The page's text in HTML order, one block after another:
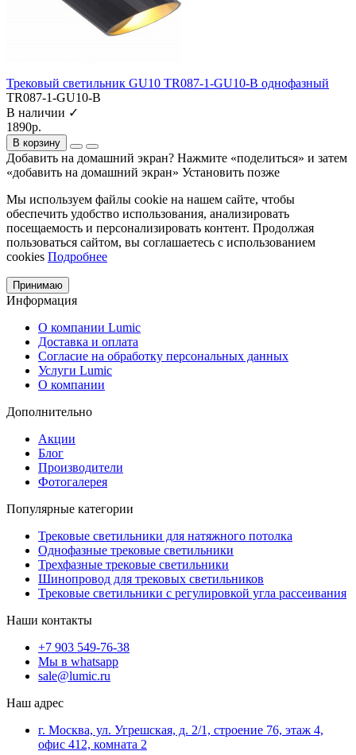
Трековый светильник GU10 TR087-1-GU10-B однофазный
TR087-1-GU10-B
В наличии ✓
1890р.
В корзину
Добавить на домашний экран? Нажмите «поделиться» и затем
«добавить на домашний экран» Установить позже
Мы используем файлы cookie на нашем сайте, чтобы
обеспечить удобство использования, анализировать
посещаемость и персонализировать контент. Продолжая
пользоваться сайтом, вы соглашаетесь с использованием
cookies Подробнее
Принимаю
Информация
О компании Lumic
Доставка и оплата
Согласие на обработку персональных данных
Услуги Lumic
О компании
Дополнительно
Акции
Блог
Производители
Фотогалерея
Популярные категории
Трековые светильники для натяжного потолка
Однофазные трековые светильники
Трехфазные трековые светильники
Шинопровод для трековых светильников
Трековые светильники с регулировкой угла рассеивания
Наши контакты
+7 903 549-76-38
Мы в whatsapp
sale@lumic.ru
Наш адрес
г. Москва, ул. Угрешская, д. 2/1, строение 76, этаж 4,
офис 412, комната 2